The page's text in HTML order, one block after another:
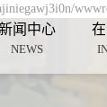
闻中心
NEWS